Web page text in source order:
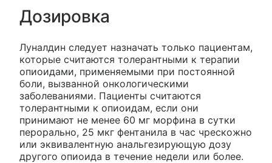
Дозировка
Луналдин следует назначать только пациентам,
которые считаются толерантными к терапии
опиоидами, применяемыми при постоянной
боли, вызванной онкологическими
заболеваниями. Пациенты считаются
толерантными к опиоидам, если они
принимают не менее 60 мг морфина в сутки
перорально, 25 мкг фентанила в час чрескожно
или эквивалентную анальгезирующую дозу
другого опиоида в течение недели или более.